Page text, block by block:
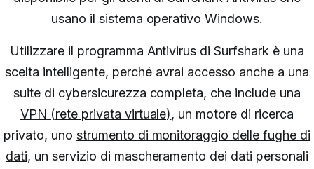
usano il sistema operativo Windows.
Utilizzare il programma Antivirus di Surfshark è una
scelta intelligente, perché avrai accesso anche a una
suite di cybersicurezza completa, che include una
VPN (rete privata virtuale), un motore di ricerca
privato, uno strumento di monitoraggio delle fughe di
dati, un servizio di mascheramento dei dati personali